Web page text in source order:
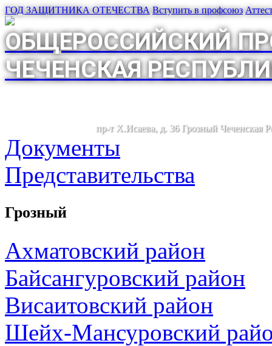
ГОД ЗАЩИТНИКА ОТЕЧЕСТВА Вступить в профсоюз
ОБЩЕРОССИЙСКИЙ
ЧЕЧЕНСКАЯ
пр-т Х.Исаева, д. 36 Грозный Чеченская
Документы
Представительства
Грозный
Ахматовский район
Байсангуровский район
Висаитовский район
Шейх-Мансуровский